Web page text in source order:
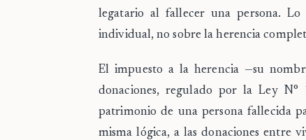
legatario al fallecer una persona.
individual, no sobre la herencia
El impuesto a la herencia —su
donaciones, regulado por laLey N°
patrimonio de una persona fallecida
misma lógica, a lasdonaciones entre